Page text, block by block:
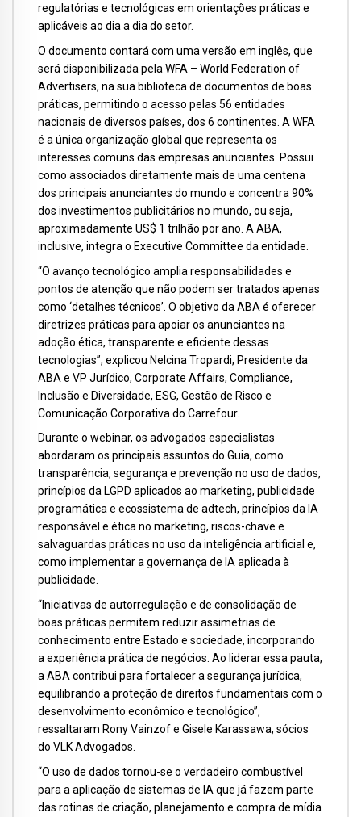
regulatórias e tecnológicas em orientações práticas e
aplicáveis ao dia a dia do setor.
O documento contará com uma versão em inglês, que
será disponibilizada pela WFA – World Federation of
Advertisers, na sua biblioteca de documentos de boas
práticas, permitindo o acesso pelas 56 entidades
nacionais de diversos países, dos 6 continentes. A WFA
é a única organização global que representa os
interesses comuns das empresas anunciantes. Possui
como associados diretamente mais de uma centena
dos principais anunciantes do mundo e concentra 90%
dos investimentos publicitários no mundo, ou seja,
aproximadamente US$ 1 trilhão por ano. A ABA,
inclusive, integra o Executive Committee da entidade.
“O avanço tecnológico amplia responsabilidades e
pontos de atenção que não podem ser tratados apenas
como ‘detalhes técnicos’. O objetivo da ABA é oferecer
diretrizes práticas para apoiar os anunciantes na
adoção ética, transparente e eficiente dessas
tecnologias”, explicou Nelcina Tropardi, Presidente da
ABA e VP Jurídico, Corporate Affairs, Compliance,
Inclusão e Diversidade, ESG, Gestão de Risco e
Comunicação Corporativa do Carrefour.
Durante o webinar, os advogados especialistas
abordaram os principais assuntos do Guia, como
transparência, segurança e prevenção no uso de dados,
princípios da LGPD aplicados ao marketing, publicidade
programática e ecossistema de adtech, princípios da IA
responsável e ética no marketing, riscos-chave e
salvaguardas práticas no uso da inteligência artificial e,
como implementar a governança de IA aplicada à
publicidade.
“Iniciativas de autorregulação e de consolidação de
boas práticas permitem reduzir assimetrias de
conhecimento entre Estado e sociedade, incorporando
a experiência prática de negócios. Ao liderar essa pauta,
a ABA contribui para fortalecer a segurança jurídica,
equilibrando a proteção de direitos fundamentais com o
desenvolvimento econômico e tecnológico”,
ressaltaram Rony Vainzof e Gisele Karassawa, sócios
do VLK Advogados.
“O uso de dados tornou-se o verdadeiro combustível
para a apli­cação de sistemas de IA que já fazem parte
das rotinas de criação, planejamento e compra de mídia